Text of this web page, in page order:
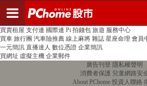
PChome首頁 線上購物 24h購物 書店
買賣租屋 支付連 國際連 Pi 拍錢包 旅遊 服務中心
買車 旅行團 汽車險推薦 線上麻將 雜誌 星座命理 會員
一元簡訊 直播達人 數位憑證 企業簡訊
買網址 虛擬主機 企業郵件
廣告刊登 隱私權聲明
消費者保護 兒童網路安
About PChome 投資人聯絡